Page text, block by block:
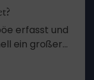
erfasst und
ein großer